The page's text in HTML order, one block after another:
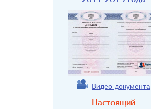
Видео документа
Настоящий